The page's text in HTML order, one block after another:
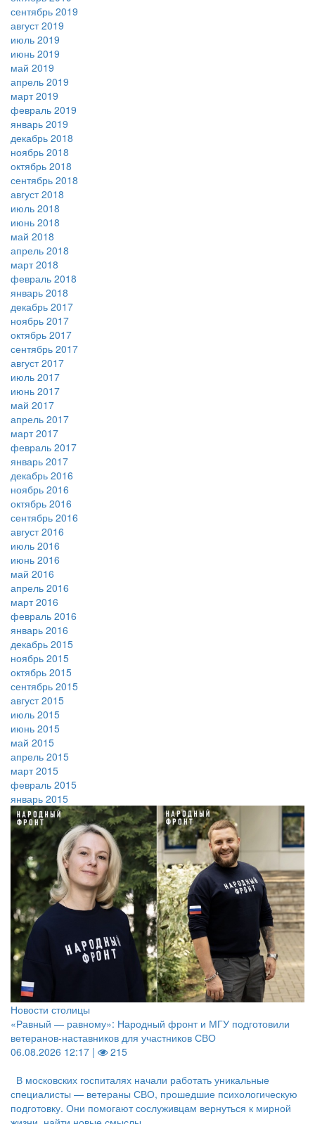
сентябрь 2019
август 2019
июль 2019
июнь 2019
май 2019
апрель 2019
март 2019
февраль 2019
январь 2019
декабрь 2018
ноябрь 2018
октябрь 2018
сентябрь 2018
август 2018
июль 2018
июнь 2018
май 2018
апрель 2018
март 2018
февраль 2018
январь 2018
декабрь 2017
ноябрь 2017
октябрь 2017
сентябрь 2017
август 2017
июль 2017
июнь 2017
май 2017
апрель 2017
март 2017
февраль 2017
январь 2017
декабрь 2016
ноябрь 2016
октябрь 2016
сентябрь 2016
август 2016
июль 2016
июнь 2016
май 2016
апрель 2016
март 2016
февраль 2016
январь 2016
декабрь 2015
ноябрь 2015
октябрь 2015
сентябрь 2015
август 2015
июль 2015
июнь 2015
май 2015
апрель 2015
март 2015
февраль 2015
январь 2015
Новости столицы
«Равный — равному»: Народный фронт и МГУ подготовили
ветеранов-наставников для участников СВО
06.08.2026 12:17 |
215
В московских госпиталях начали работать уникальные
специалисты — ветераны СВО, прошедшие психологическую
подготовку. Они помогают сослуживцам вернуться к мирной